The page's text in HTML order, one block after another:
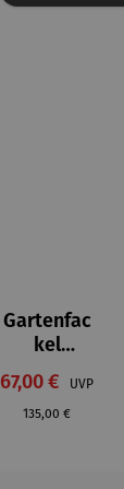
Gartenfac
kel
ORCHOS
breit
Verkaufspreis:
67,00 €
UVP
Regulärer Preis:
135,00 €